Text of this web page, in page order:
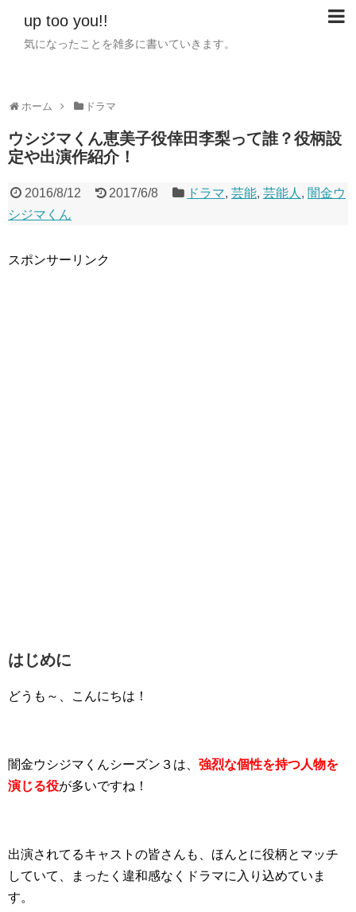
up too you!!
気になったことを雑多に書いていきます。
ホーム ドラマ
ウシジマくん恵美子役倖田李梨って誰？役柄設
定や出演作紹介！
2016/8/12 2017/6/8 ドラマ,芸能,芸能人 , 闇金ウ
シジマくん
スポンサーリンク
はじめに
どうも～、こんにちは！
闇金ウシジマくんシーズン３は、 強烈な個性を持つ人物を
演じる役が多いですね！
出演されてるキャストの皆さんも、ほんとに役柄とマッチ
していて、まったく違和感なくドラマに入り込めていま
す。